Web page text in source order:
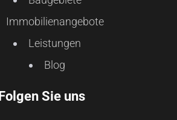
Immobilienangebote
Leistungen
Blog
Folgen Sie uns